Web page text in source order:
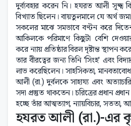
দুর্ব্যবহার করেন নি। হযরত আলী সূক্ষ্ম
বিখ্যাত ছিলেন। বায়তুলমালে যে অর্থ
সকলের মাঝে সমভাবে বণ্টন করে
আকিলকে পরিমাণে কিছুটা বেশি
করে ন্যায় প্রতিষ্ঠার বিরল দৃষ্টান্ত স্থাপন
তার বীরত্বের জন্য তিনি 'সিংহ' এবং
লাভ করেছিলেন। সাহসিকতা,
আলী (রা.) দুর্বলকে সাহায্য এবং
সদা প্রস্তুত থাকতেন। চরিত্রের প্রধান
হচ্ছে তাঁর আত্মত্যাগ, ন্যায়বিচার, সততা,
হযরত আলী (রা.)-এর